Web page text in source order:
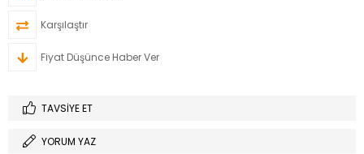
Karşılaştır
Fiyat Düşünce Haber Ver
TAVSIYE ET
YORUM YAZ